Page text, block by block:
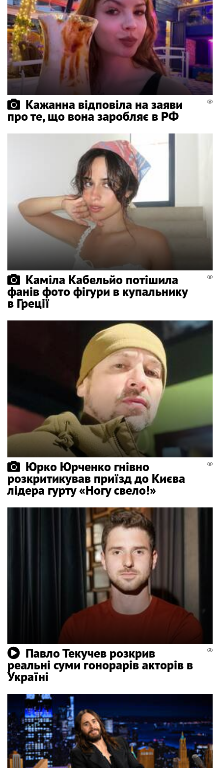
Кажанна відповіла на заяви
про те, що вона заробляє в РФ
Каміла Кабельйо потішила
фанів фото фігури в купальнику
в Греції
Юрко Юрченко гнівно
розкритикував приїзд до Києва
лідера гурту «Ногу свело!»
Павло Текучев розкрив
реальні суми гонорарів акторів в
Україні